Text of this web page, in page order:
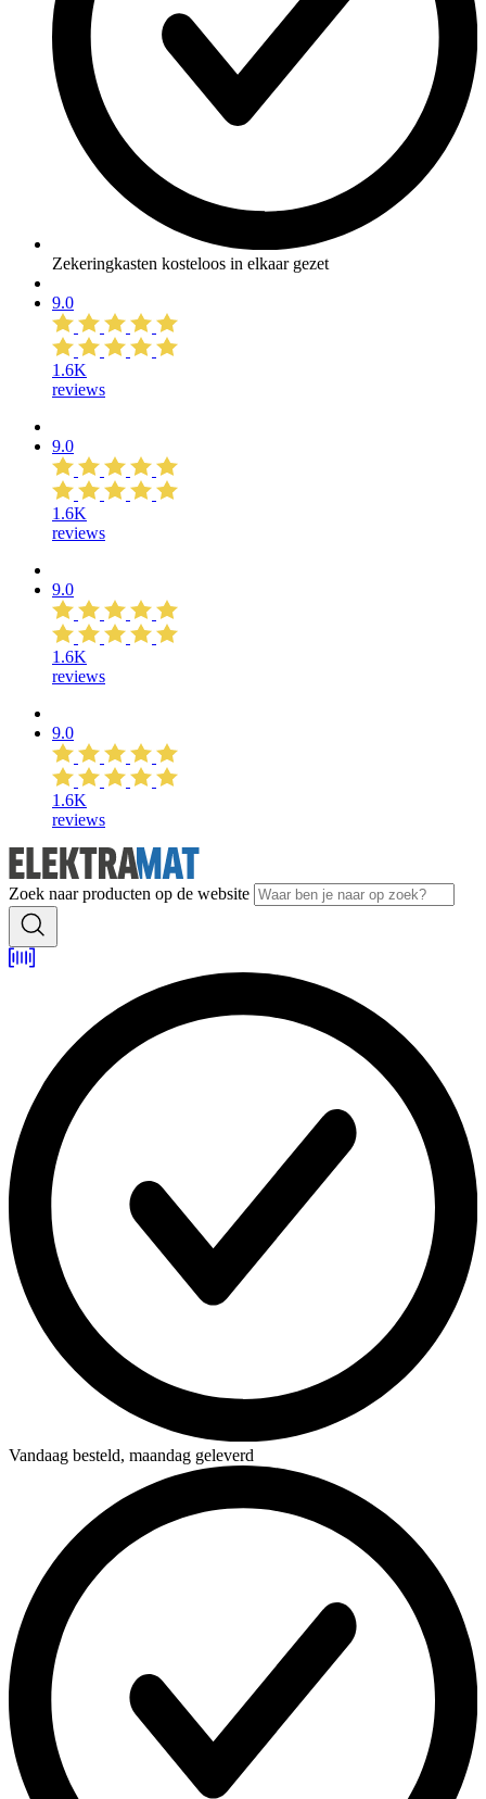
Zekeringkasten kosteloos in elkaar gezet
9.0
1.6K
reviews
9.0
1.6K
reviews
9.0
1.6K
reviews
9.0
1.6K
reviews
Zoek naar producten op de website
Vandaag besteld, maandag geleverd